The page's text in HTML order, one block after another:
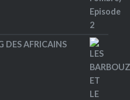
DES AFRICAINS